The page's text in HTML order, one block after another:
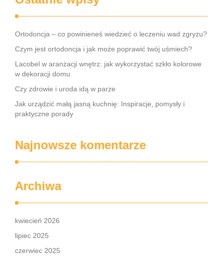
Ortodoncja – co powinieneś wiedzieć o leczeniu wad zgryzu?
Czym jest ortodoncja i jak może poprawić twój uśmiech?
Lacobel w aranżacji wnętrz: jak wykorzystać szkło kolorowe
w dekoracji domu
Czy zdrowie i uroda idą w parze
Jak urządzić małą jasną kuchnię: Inspiracje, pomysły i
praktyczne porady
Najnowsze komentarze
Archiwa
kwiecień 2026
lipiec 2025
czerwiec 2025